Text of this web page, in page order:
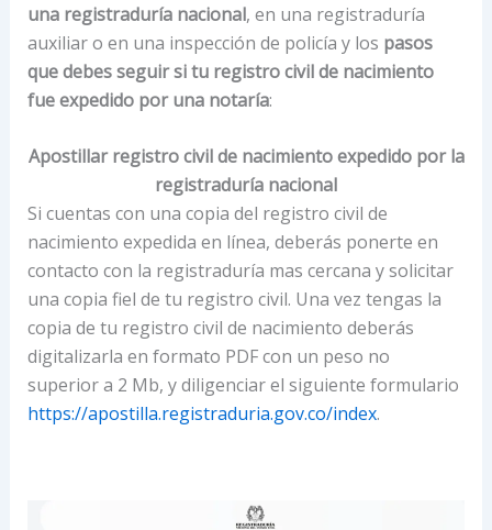
una registraduría nacional, en una registraduría
auxiliar o en una inspección de policía y los pasos
que debes seguir si tu registro civil de nacimiento
fue expedido por una notaría:
Apostillar registro civil de nacimiento expedido por la
registraduría nacional
Si cuentas con una copia del registro civil de
nacimiento expedida en línea, deberás ponerte en
contacto con la registraduría mas cercana y solicitar
una copia fiel de tu registro civil. Una vez tengas la
copia de tu registro civil de nacimiento deberás
digitalizarla en formato PDF con un peso no
superior a 2 Mb, y diligenciar el siguiente formulario
https://apostilla.registraduria.gov.co/index.